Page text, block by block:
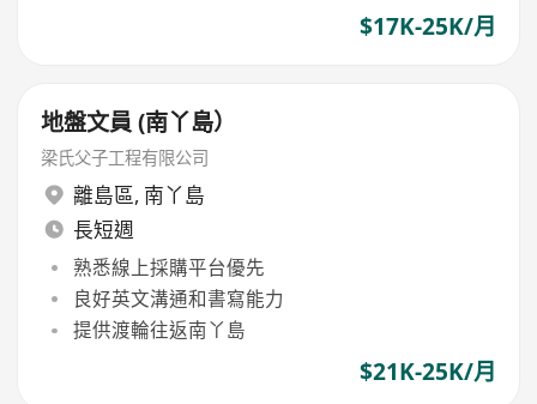
$17K-25K/月
地盤文員 (南丫島）
梁氏父子工程有限公司
離島區, 南丫島
長短週
熟悉線上採購平台優先
良好英文溝通和書寫能力
提供渡輪往返南丫島
$21K-25K/月